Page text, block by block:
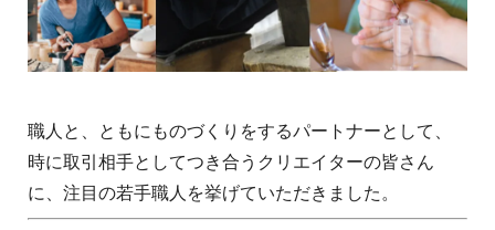
職人と、ともにものづくりをするパートナーとして、
時に取引相手としてつき合うクリエイターの皆さん
に、注目の若手職人を挙げていただきました。